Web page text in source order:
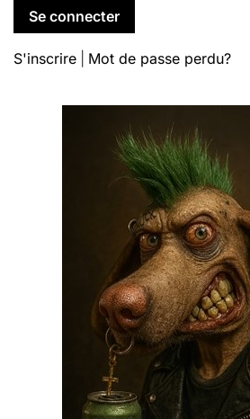
S'inscrire Mot de passe perdu?